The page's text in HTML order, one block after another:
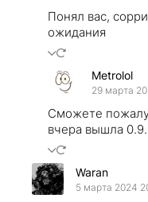
Понял вас,
ожидания
Metrolol
29 марта
Сможете
вчера вышла
Waran
5 марта 2024